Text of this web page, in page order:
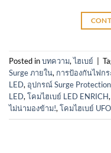
Posted inบทความ,ไฮเบย์
Surge ภายใน, การป้องกันไฟก
LED, อุปกรณ์ Surge Protection
LED,โคมไฮเบย์ LED ENRICH,
ไม่น่ามองข้าม!,โคมไฮเบย์ UFO